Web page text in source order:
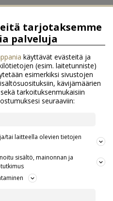
KANALASSA
tarjotaksemme
palveluja
käyttävät evästeitä ja
(esim. laitetunniste)
esimerkiksi sivustojen
kävijämäärien
tarkoituksenmukaisiin
seuraaviin:
tai laitteella olevien tietojen
sisältö, mainonnan ja